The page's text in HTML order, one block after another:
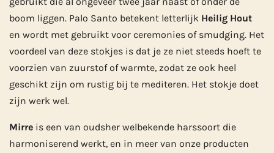
boom liggen. Palo Santo betekent letterlijk Heilig Hout
en wordt met gebruikt voor ceremonies of smudging. Het
voordeel van deze stokjes is dat je ze niet steeds hoeft te
voorzien van zuurstof of warmte, zodat ze ook heel
geschikt zijn om rustig bij te mediteren. Het stokje doet
zijn werk wel.
Mirre is een van oudsher welbekende harssoort die
harmoniserend werkt, en in meer van onze producten